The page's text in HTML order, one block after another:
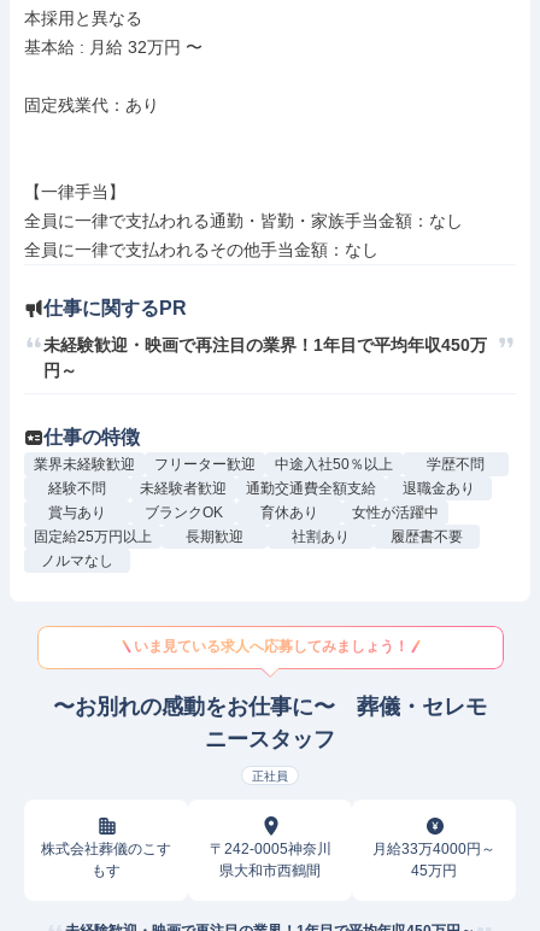
本採用と異なる
基本給 : 月給 32万円 〜
固定残業代：あり
【一律手当】
全員に一律で支払われる通勤・皆勤・家族手当金額：なし
仕事に関するPR
未経験歓迎・映画で再注目の業界！1年目で平均年収450万
円～
仕事の特徴
業界未経験歓迎 フリーター歓迎 中途入社50％以上
学歴不問
経験不問
未経験者歓迎 通勤交通費全額支給
退職金あり
賞与あり
ブランクOK 育休あり
女性が活躍中
固定給25万円以上
長期歓迎 社割あり
履歴書不要
ノルマなし
いま見ている求人へ応募してみましょう！
〜お別れの感動をお仕事に〜 葬儀・セレモ
ニースタッフ
正社員
株式会社葬儀のこす
もす
〒242-0005神奈川
県大和市西鶴間
月給33万4000円～
45万円